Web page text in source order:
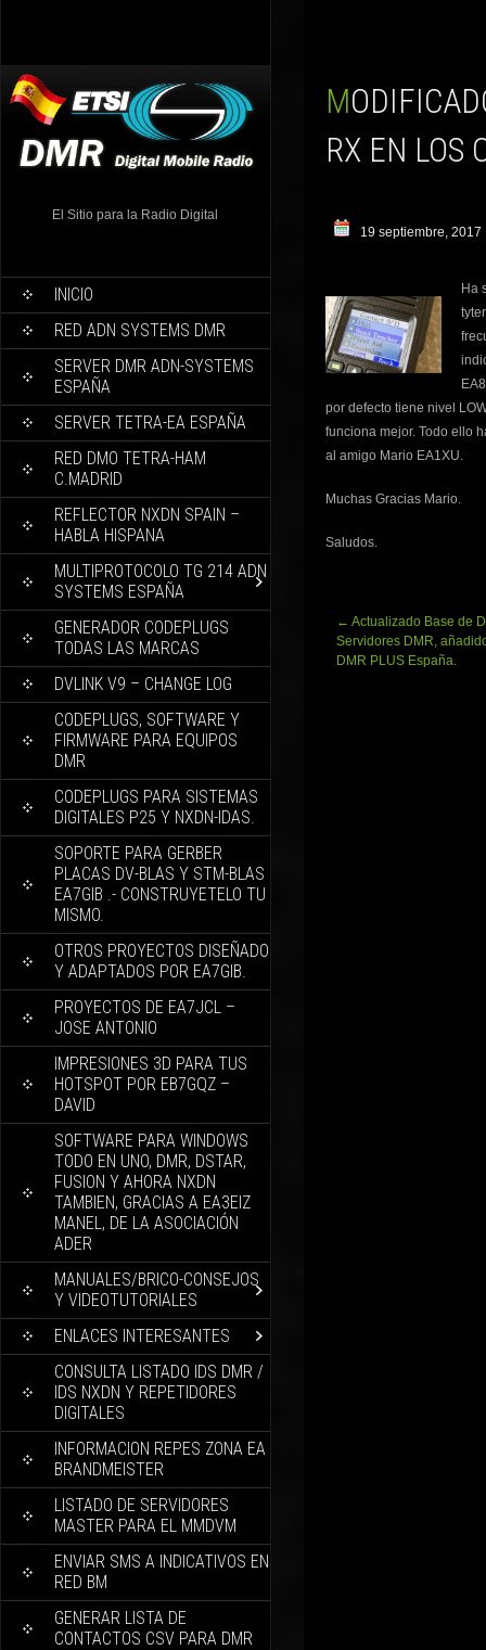
El Sitio para la Radio Digital
INICIO
RED ADN SYSTEMS DMR
SERVER DMR ADN-SYSTEMS
ESPAÑA
SERVER TETRA-EA ESPAÑA
RED DMO TETRA-HAM
C.MADRID
REFLECTOR NXDN SPAIN –
HABLA HISPANA
MULTIPROTOCOLO TG 214 ADN
SYSTEMS ESPAÑA
GENERADOR CODEPLUGS
TODAS LAS MARCAS
DVLINK V9 – CHANGE LOG
CODEPLUGS, SOFTWARE Y
FIRMWARE PARA EQUIPOS
DMR
CODEPLUGS PARA SISTEMAS
DIGITALES P25 Y NXDN-IDAS.
SOPORTE PARA GERBER
PLACAS DV-BLAS Y STM-BLAS
EA7GIB .- CONSTRUYETELO TU
MISMO.
OTROS PROYECTOS DISEÑADO
Y ADAPTADOS POR EA7GIB.
PROYECTOS DE EA7JCL –
JOSE ANTONIO
IMPRESIONES 3D PARA TUS
HOTSPOT POR EB7GQZ –
DAVID
SOFTWARE PARA WINDOWS
TODO EN UNO, DMR, DSTAR,
FUSION Y AHORA NXDN
TAMBIEN, GRACIAS A EA3EIZ
MANEL, DE LA ASOCIACIÓN
ADER
MANUALES/BRICO-CONSEJOS
Y VIDEOTUTORIALES
ENLACES INTERESANTES
CONSULTA LISTADO IDS DMR /
IDS NXDN Y REPETIDORES
DIGITALES
INFORMACION REPES ZONA EA
BRANDMEISTER
LISTADO DE SERVIDORES
MASTER PARA EL MMDVM
ENVIAR SMS A INDICATIVOS EN
RED BM
GENERAR LISTA DE
CONTACTOS CSV PARA DMR
MODIFICADO PARAMETRO REF FREQUENCY EN TX Y
RX EN LOS
19 septiembre, 2017
Ha
por defecto tiene nivel
funciona mejor. Todo ello
al amigo Mario EA1XU.
Muchas Gracias Mario.
Saludos.
Navegación
de
entradas
← Actualizado Base de
Servidores DMR,
DMR PLUS España.